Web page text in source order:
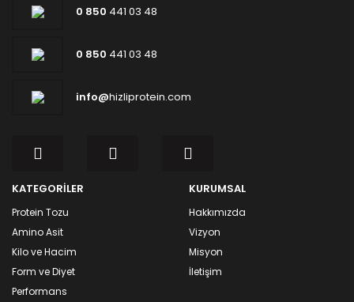
0 850 441 03 48
0 850 441 03 48
info@hizliprotein.com
KATEGORİLER
Protein Tozu
Amino Asit
Kilo ve Hacim
Form ve Diyet
Performans
KURUMSAL
Hakkımızda
Vizyon
Misyon
İletişim